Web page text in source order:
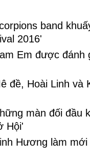
band
2016'
Em được đánh
đề, Hoài Linh và
màn đối đầu
Hội'
Hương làm mới